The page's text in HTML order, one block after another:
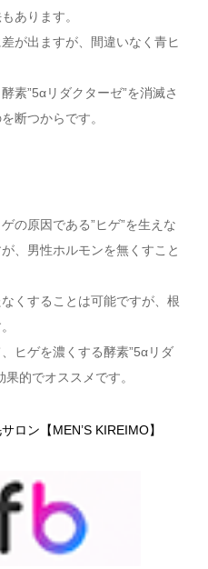
あります。
が出ますが、間違いなく青ヒ
素”5αリダクターゼ”を消滅さ
断つからです。
の原因である”ヒゲ”を生えな
、男性ホルモンを無くすこと
くすることは可能ですが、根
ヒゲを濃くする酵素”5αリダ
的でオススメです。
ロン【MEN’S KIREIMO】